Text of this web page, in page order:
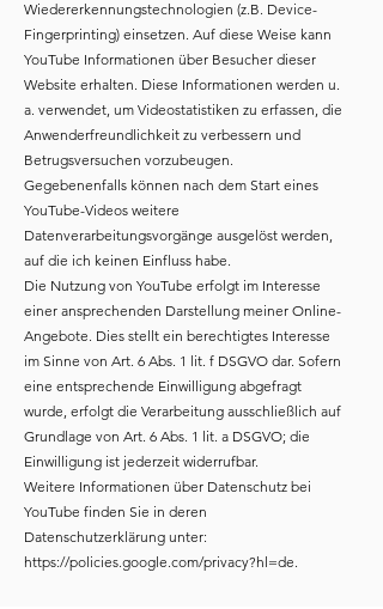
Wiedererkennungstechnologien (z.B. Device-
Fingerprinting) einsetzen. Auf diese Weise kann
YouTube Informationen über Besucher dieser
Website erhalten. Diese Informationen werden u.
a. verwendet, um Videostatistiken zu erfassen, die
Anwenderfreundlichkeit zu verbessern und
Betrugsversuchen vorzubeugen.
Gegebenenfalls können nach dem Start eines
YouTube-Videos weitere
Datenverarbeitungsvorgänge ausgelöst werden,
auf die ich keinen Einfluss habe.
Die Nutzung von YouTube erfolgt im Interesse
einer ansprechenden Darstellung meiner Online-
Angebote. Dies stellt ein berechtigtes Interesse
im Sinne von Art. 6 Abs. 1 lit. f DSGVO dar. Sofern
eine entsprechende Einwilligung abgefragt
wurde, erfolgt die Verarbeitung ausschließlich auf
Grundlage von Art. 6 Abs. 1 lit. a DSGVO; die
Einwilligung ist jederzeit widerrufbar.
Weitere Informationen über Datenschutz bei
YouTube finden Sie in deren
Datenschutzerklärung unter:
https://policies.google.com/privacy?hl=de.